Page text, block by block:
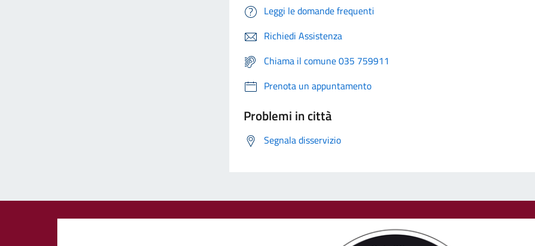
Leggi le domande frequenti
Richiedi Assistenza
Chiama il comune 035 759911
Prenota un appuntamento
Problemi in città
Segnala disservizio